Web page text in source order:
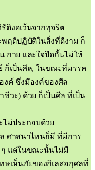
ติงดเว้นจากทุจริต
พฤติปฏิบัติในสิ่งที่ดีงาม ก็
กาย และใจปิดกั้นไม่ให้
ก็เป็นศีล, ในขณะที่มรรค
งค์ ซึ่งมีองค์ของศีล
วะ) ด้วย ก็เป็นศีล ที่เป็น
ม่ประกอบด้วย
ศาสนาไหนก็มี ที่มีการ
ๆ แต่ในขณะนั้นไม่มี
ษเห็นภัยของกิเลสอกุศลที่